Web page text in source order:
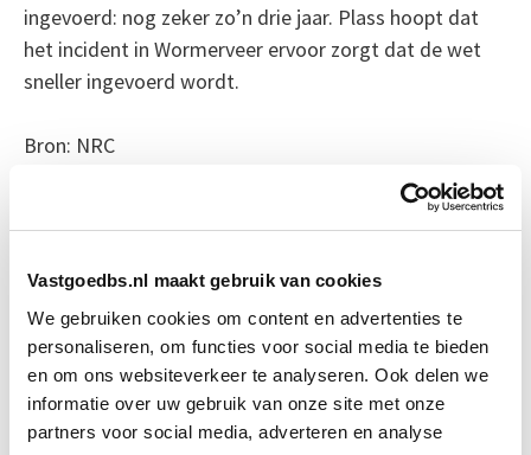
Vastgoedbs.nl maakt gebruik van cookies
We gebruiken cookies om content en advertenties te
personaliseren, om functies voor social media te bieden
en om ons websiteverkeer te analyseren. Ook delen we
informatie over uw gebruik van onze site met onze
partners voor social media, adverteren en analyse
ingevoerd: nog zeker zo’n drie jaar. Plass hoopt dat
het incident in Wormerveer ervoor zorgt dat de wet
sneller ingevoerd wordt.
Bron: NRC
Boeiend verhaal? Duik dan eens
Herontwikkeling Start do 18 mrt
Business Case voor Vastgoed- &
Projectontwikkeling
Start do